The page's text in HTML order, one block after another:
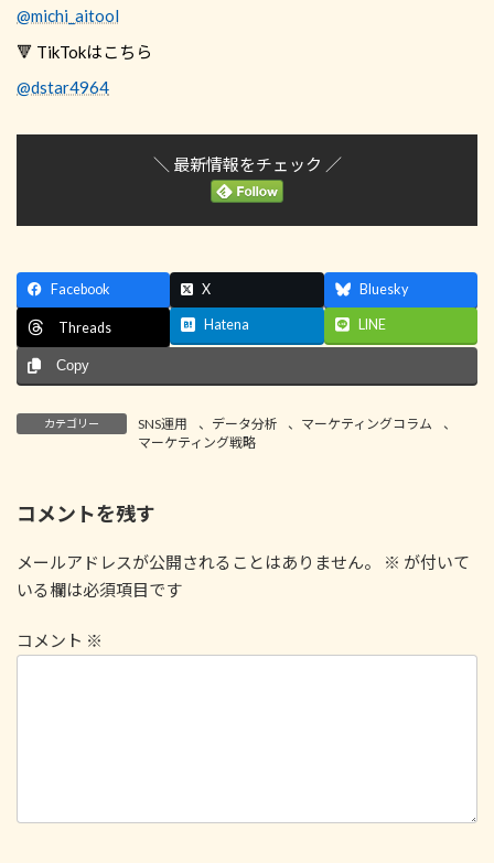
@michi_aitool
🔻 TikTokはこちら
@dstar4964
＼ 最新情報をチェック ／
Facebook X Bluesky
Threads Hatena LINE
Copy
カテゴリー SNS運用 、 データ分析 、 マーケティングコラム
、
マーケティング戦略
コメントを残す
メールアドレスが公開されることはありません。 ※ が付いて
いる欄は必須項目です
コメント ※